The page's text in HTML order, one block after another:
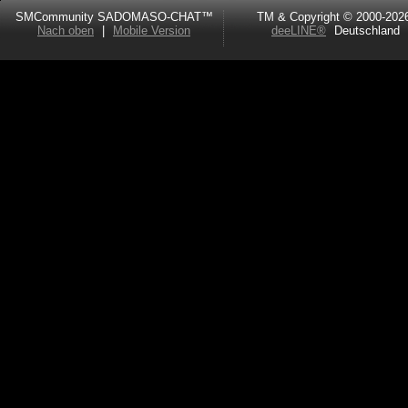
SMCommunity SADOMASO-CHAT™
Nach oben
Mobile Version
TM & Copyright © 2000-
deeLINE®
Deutschland